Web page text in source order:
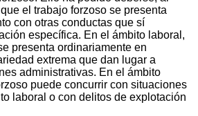
el trabajo forzoso se presenta
con otras conductas que sí
específica. En el ámbito laboral,
presenta ordinariamente en
extrema que dan lugar a
administrativas. En el ámbito
puede concurrir con situaciones
laboral o con delitos de explotación